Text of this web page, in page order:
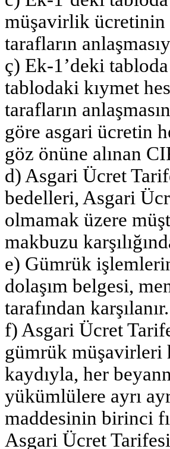
müşavirlik ücretinin
tarafların
ç) Ek-1’deki
tablodaki kıymet
tarafların
göre asgari ücretin
göz önüne alınan
d) Asgari Ücret
bedelleri, Asgari
olmamak üzere
makbuzu
e) Gümrük
dolaşım belgesi,
tarafından karşılanır.
f) Asgari Ücret
gümrük müşavirleri
kaydıyla, her
yükümlülere ayrı
maddesinin birinci
Asgari Ücret